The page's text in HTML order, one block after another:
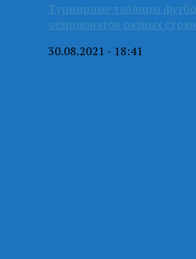
Турнирные таблицы
чемпионатов разных
30.08.2021 - 18:41